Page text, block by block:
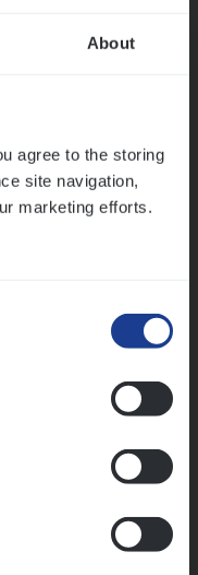
About
agree to the storing
site navigation,
marketing efforts.
Inkomen
én op het